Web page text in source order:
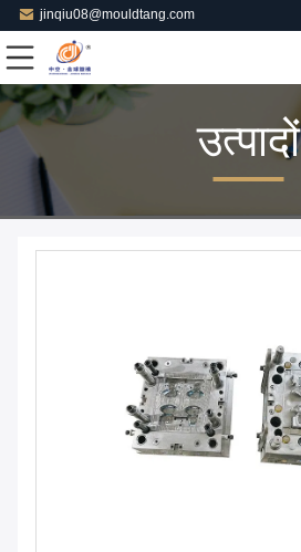
jinqiu08@mouldtang.com
उत्पादों